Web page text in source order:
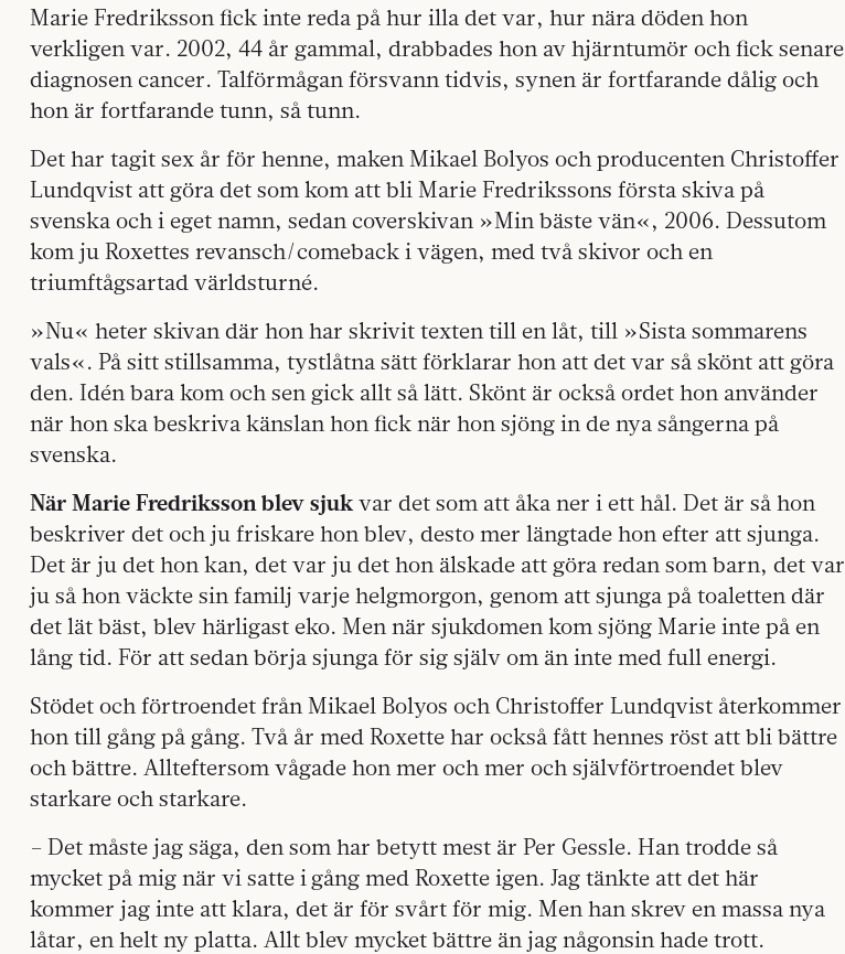
Marie Fredriksson fick inte reda på hur illa det var, hur nära döden hon
verkligen var. 2002, 44 år gammal, drabbades hon av hjärntumör och fick senare
diagnosen cancer. Talförmågan försvann tidvis, synen är fortfarande dålig och
hon är fortfarande tunn, så tunn.
Det har tagit sex år för henne, maken Mikael Bolyos och producenten Christoffer
Lundqvist att göra det som kom att bli Marie Fredrikssons första skiva på
svenska och i eget namn, sedan coverskivan »Min bäste vän«, 2006. Dessutom
kom ju Roxettes revansch/comeback i vägen, med två skivor och en
triumftågsartad världsturné.
»Nu« heter skivan där hon har skrivit texten till en låt, till »Sista sommarens
vals«. På sitt stillsamma, tystlåtna sätt förklarar hon att det var så skönt att göra
den. Idén bara kom och sen gick allt så lätt. Skönt är också ordet hon använder
när hon ska beskriva känslan hon fick när hon sjöng in de nya sångerna på
svenska.
När Marie Fredriksson blev sjuk var det som att åka ner i ett hål. Det är så hon
beskriver det och ju friskare hon blev, desto mer längtade hon efter att sjunga.
Det är ju det hon kan, det var ju det hon älskade att göra redan som barn, det var
ju så hon väckte sin familj varje helgmorgon, genom att sjunga på toaletten där
det lät bäst, blev härligast eko. Men när sjukdomen kom sjöng Marie inte på en
lång tid. För att sedan börja sjunga för sig själv om än inte med full energi.
Stödet och förtroendet från Mikael Bolyos och Christoffer Lundqvist återkommer
hon till gång på gång. Två år med Roxette har också fått hennes röst att bli bättre
och bättre. Allteftersom vågade hon mer och mer och självförtroendet blev
starkare och starkare.
– Det måste jag säga, den som har betytt mest är Per Gessle. Han trodde så
mycket på mig när vi satte i gång med Roxette igen. Jag tänkte att det här
kommer jag inte att klara, det är för svårt för mig. Men han skrev en massa nya
låtar, en helt ny platta. Allt blev mycket bättre än jag någonsin hade trott.